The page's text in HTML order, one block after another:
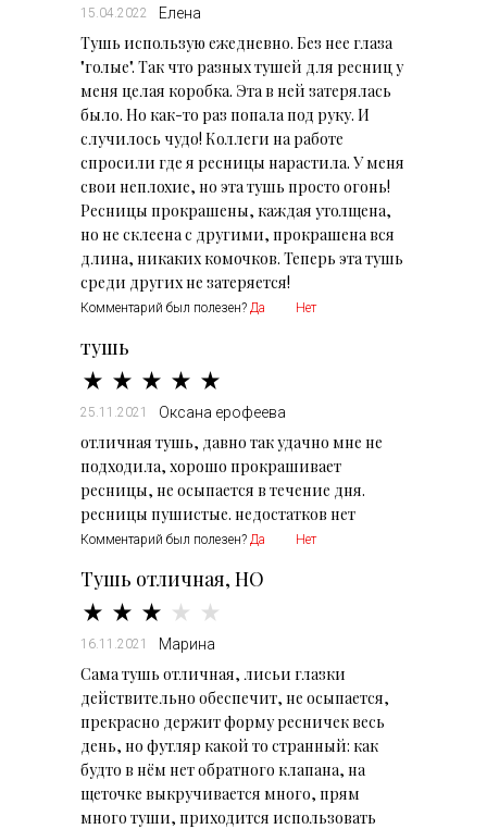
15.04.2022 Елена
Тушь использую ежедневно. Без нее глаза
"голые". Так что разных тушей для ресниц у
меня целая коробка. Эта в ней затерялась
было. Но как-то раз попала под руку. И
случилось чудо! Коллеги на работе
спросили где я ресницы нарастила. У меня
свои неплохие, но эта тушь просто огонь!
Ресницы прокрашены, каждая утолщена,
но не склеена с другими, прокрашена вся
длина, никаких комочков. Теперь эта тушь
среди других не затеряется!
Комментарий был полезен? Да Нет
тушь
25.11.2021 Оксана ерофеева
отличная тушь, давно так удачно мне не
подходила, хорошо прокрашивает
ресницы, не осыпается в течение дня.
ресницы пушистые. недостатков нет
Комментарий был полезен? Да Нет
Тушь отличная, НО
16.11.2021 Марина
Сама тушь отличная, лисьи глазки
действительно обеспечит, не осыпается,
прекрасно держит форму ресничек весь
день, но футляр какой то странный: как
будто в нём нет обратного клапана, на
щеточке выкручивается много, прям
много туши, приходится использовать